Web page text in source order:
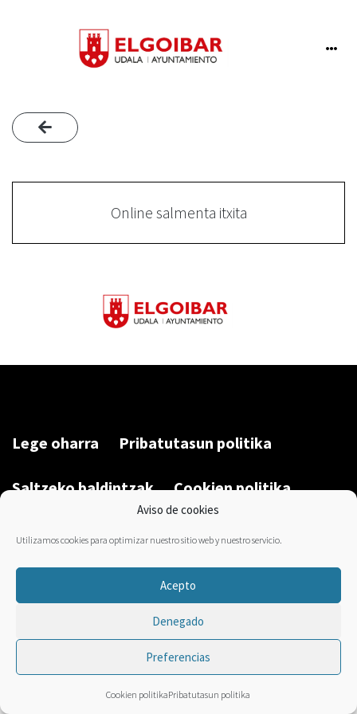
Aviso de cookies
Utilizamos cookies para optimizar nuestro sitio web y nuestro servicio.
Acepto
Denegado
Preferencias
Cookien politikaPribatutasun politika
Online salmenta itxita
Lege oharra Pribatutasun politika
Saltzeko baldintzak Cookien politika
Garatu du/Desarrollado por:Bravo Manager2026